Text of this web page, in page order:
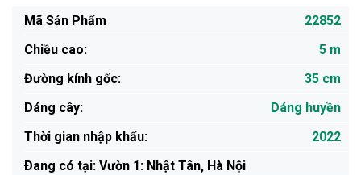
Mã Sản Phẩm
22852
Chiều cao:
5 m
Đường kính gốc:
35 cm
Dáng cây:
Dáng huyền
Thời gian nhập khẩu:
2022
Ðang có tại: Vườn 1: Nhật Tân, Hà Nội